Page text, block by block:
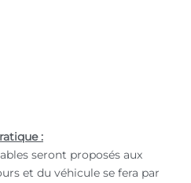
:
seront proposés aux
et du véhicule se fera par